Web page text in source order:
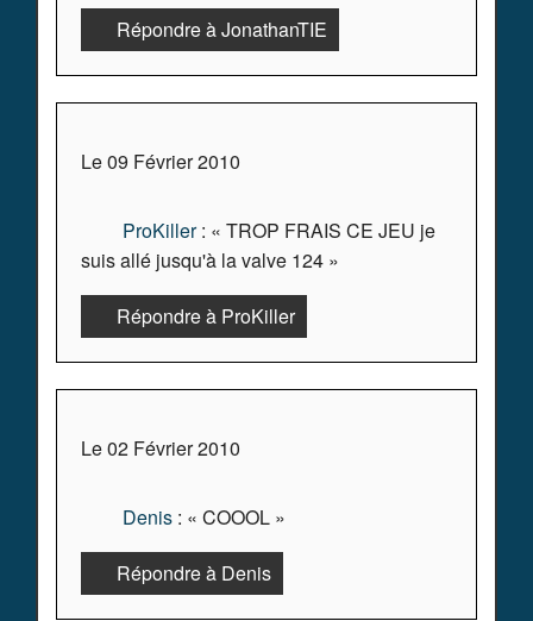
Répondre à JonathanTIE
Le 09 Février 2010
ProKiller: « TROP FRAIS CE JEU je
suis allé jusqu'à la valve 124 »
Répondre à ProKiller
Le 02 Février 2010
Denis : « COOOL »
Répondre à Denis